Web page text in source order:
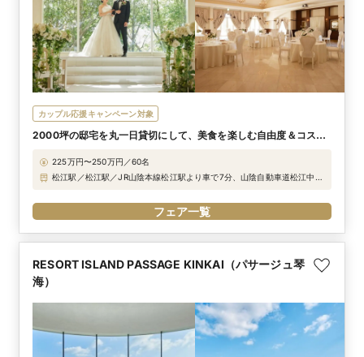
カップル応援キャンペーン対象
2000坪の邸宅を丸一日貸切にして、美食を楽しむ自由度＆コスパ
225万円〜250万円／60名
松江駅／松江駅／JR山陰本線松江駅より車で7分、山陰自動車道松江中央
フェア一覧
RESORT ISLAND PASSAGE KINKAI（パサージュ琴
海）